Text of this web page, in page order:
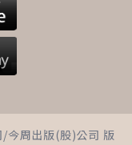
夫甩鍋照護、
今周出版(股)公司 版